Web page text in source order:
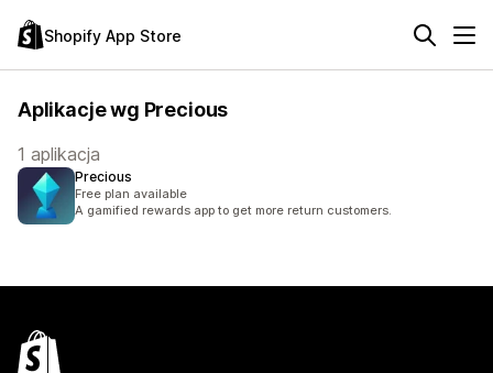
Shopify App Store
Aplikacje wg Precious
1 aplikacja
Precious
Free plan available
A gamified rewards app to get more return customers.